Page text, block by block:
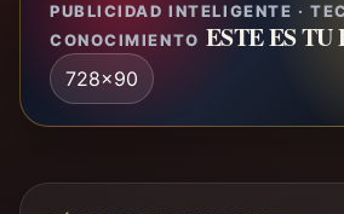
PUBLICIDAD INTELIGENTE ·
CONOCIMIENTO ESTE ES TU
728x90